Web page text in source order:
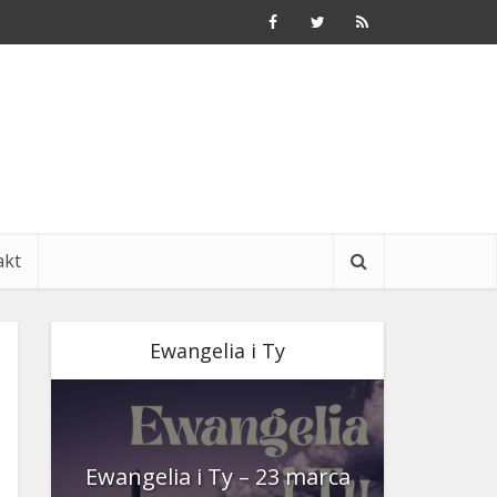
Ewangelia i Ty
Ewangelia i Ty – 23 marca